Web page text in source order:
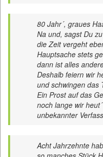
80 Jahr´, graues
Na und, sagst Du
die Zeit vergeht
Hauptsache stets
dann ist alles
Deshalb feiern wir
und schwingen das
Ein Prost auf das
noch lange wir
unbekannter
Acht Jahrzehnte